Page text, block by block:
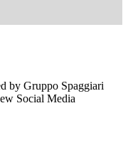
by Gruppo Spaggiari
Social Media